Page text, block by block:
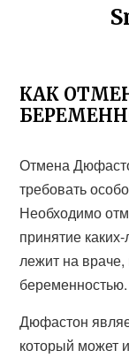
КАК
Отмена
требовать
Необходимо
принятие
лежит на
беременностью.
Дюфастон
который может